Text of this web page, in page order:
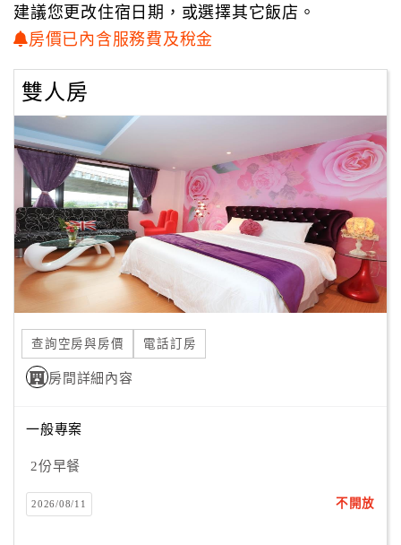
顧
務
顧
客
滿
意
度
訂
單
管
理
員
戶
建議您更改住宿日期，或選擇其它飯店。
房價已內含服務費及稅金
雙人房
查詢空房與房價 電話訂房
房間詳細內容
一般專案
2份早餐
2026/08/11 不開放